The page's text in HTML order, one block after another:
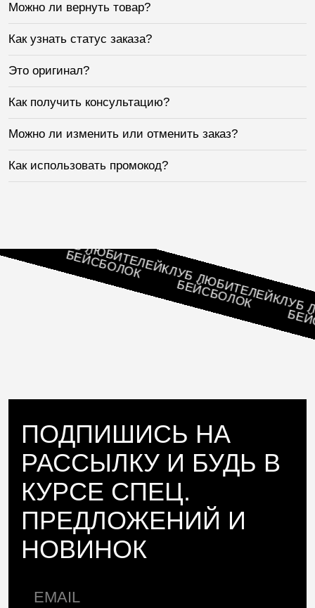
Можно ли вернуть товар?
Как узнать статус заказа?
Это оригинал?
Как получить консультацию?
Можно ли изменить или отменить заказ?
Как использовать промокод?
ПОДПИШИСЬ НА
РАССЫЛКУ И БУДЬ В
КУРСЕ СПЕЦ.
ПРЕДЛОЖЕНИЙ И
НОВИНОК
КЛУБ ЛЮБИТЕЛЕЙ
БЕЙСБОЛОК КЛУБ ЛЮБИТЕЛЕЙ
БЕЙСБОЛОК КЛУБ